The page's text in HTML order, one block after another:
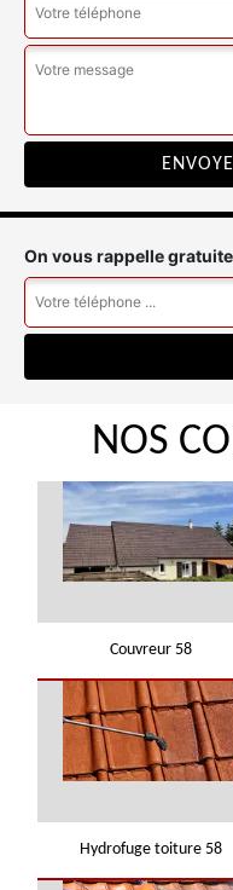
On vous rappelle
NOS
Couvreur 58
Hydrofuge toiture 58